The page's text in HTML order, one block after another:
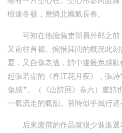
樹連冬發，應憐北國氣長春。
可知在他擔負吏部員外郎之
又前往首都。惋惜其間的概況此
夏，又自傷老邁，詩中遂難免感
起張若虛的《春江花月夜》，張
傷感”。（《唐詩回》卷六）盧詩
一氣流走的氣韻。昔時似乎風行這
后來盧僎的作品就很少進進